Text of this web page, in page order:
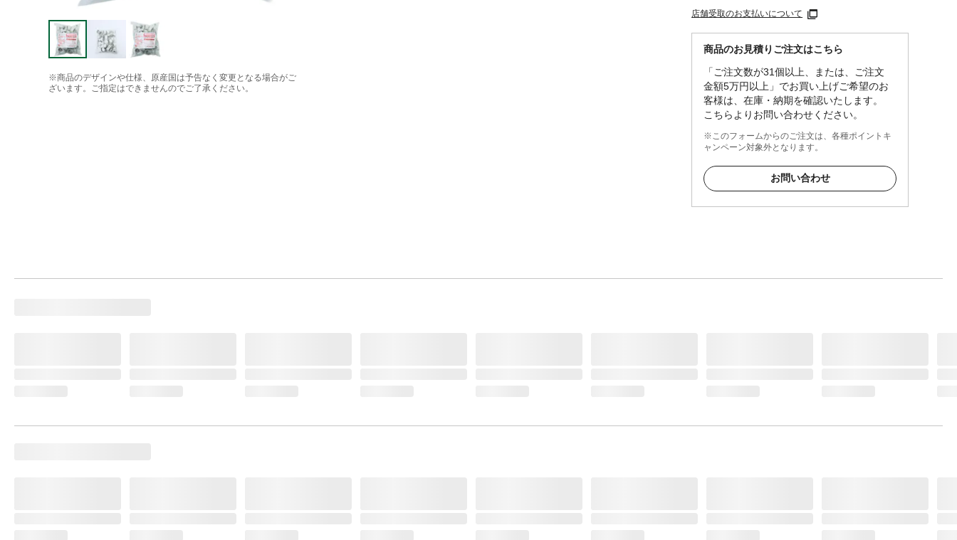
※商品のデザインや仕様、原産国は予告なく変更となる場合がご
ざいます。ご指定はできませんのでご了承ください。
店舗受取のお支払いについて
商品のお見積りご注文はこちら
「ご注文数が31個以上、または、ご注文
金額5万円以上」でお買い上げご希望のお
客様は、在庫・納期を確認いたします。
こちらよりお問い合わせください。
※このフォームからのご注文は、各種ポイントキ
ャンペーン対象外となります。
お問い合わせ